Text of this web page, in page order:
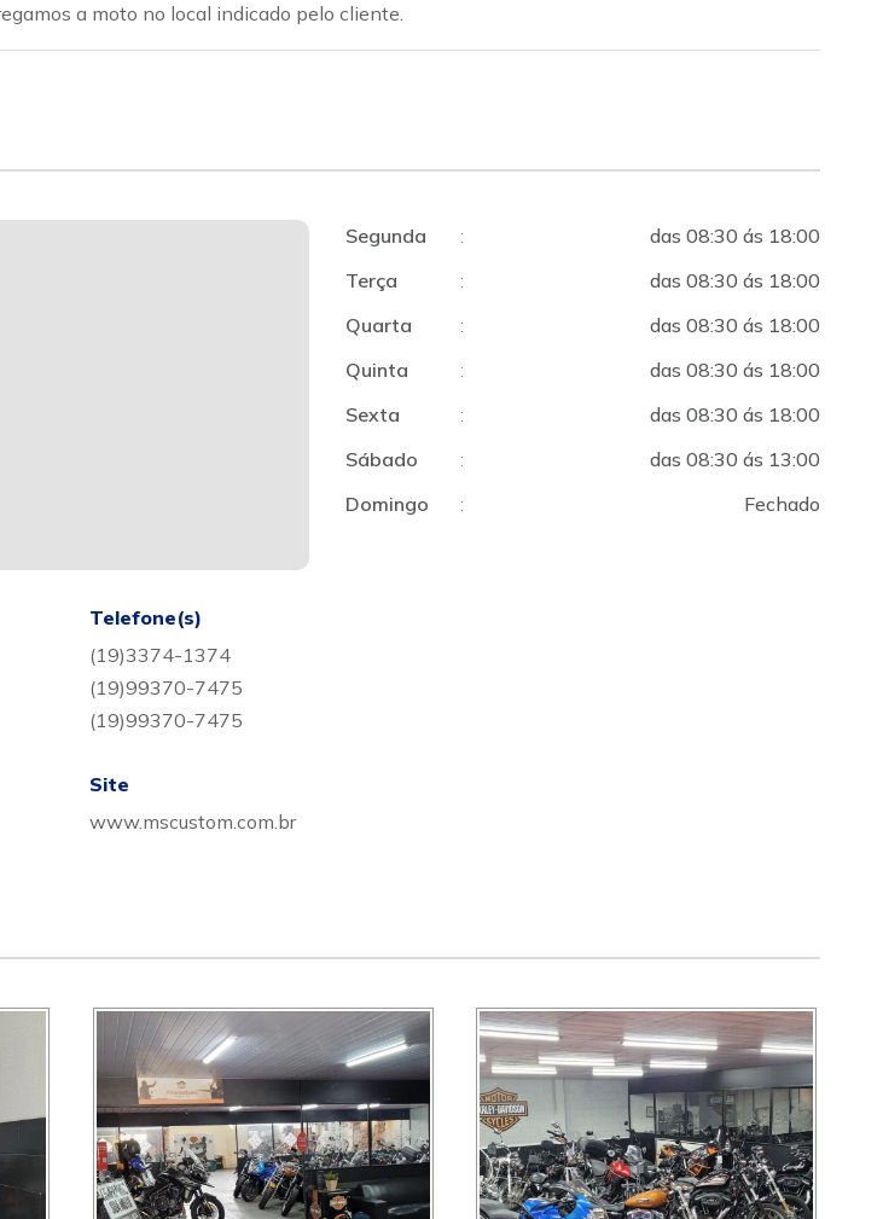
a moto no local indicado pelo cliente.
Segunda :
das 08:30 ás 18:00
Terça
:
das 08:30 ás 18:00
Quarta
:
das 08:30 ás 18:00
Quinta
:
das 08:30 ás 18:00
Sexta
:
das 08:30 ás 18:00
Sábado
:
das 08:30 ás 13:00
Domingo
: Fechado
Telefone(s)
(19)3374-1374
(19)99370-7475
(19)99370-7475
Site
www.mscustom.com.br